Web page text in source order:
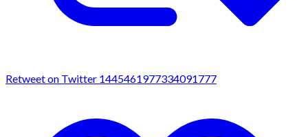
Retweet on Twitter 1445461977334091777